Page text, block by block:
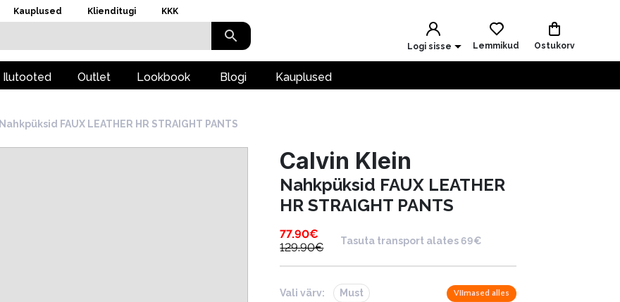
Kauplused Klienditugi KKK
Logi sisse Lemmikud Ostukorv
Ilutooted Outlet Lookbook Blogi Kauplused
Nahkpüksid FAUX LEATHER HR STRAIGHT PANTS
Calvin Klein
Nahkpüksid FAUX LEATHER
HR STRAIGHT PANTS
77.90€
129.90€
Tasuta transport alates 69€
Vali värv: Must Viimased alles